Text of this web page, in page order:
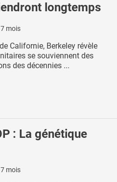
longtemps
mois
Californie, Berkeley révèle
se souviennent des
des décennies ...
: La génétique
mois